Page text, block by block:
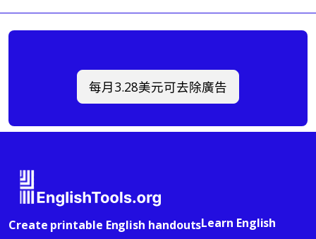
每月3.28美元可去除廣告
Create printable English handoutsLearn English